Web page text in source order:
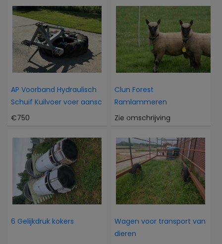
AP Voorband Hydraulisch
Schuif Kuilvoer voer aansc
€750
Clun Forest
Ramlammeren
Zie omschrijving
6 Gelijkdruk kokers
Wagen voor transport van
dieren